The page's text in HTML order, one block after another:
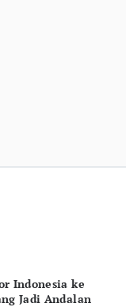
Indonesia ke
Jadi Andalan